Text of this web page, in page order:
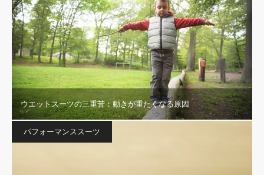
ウエットスーツの三重苦：動きが重たくなる原因
パフォーマンススーツ